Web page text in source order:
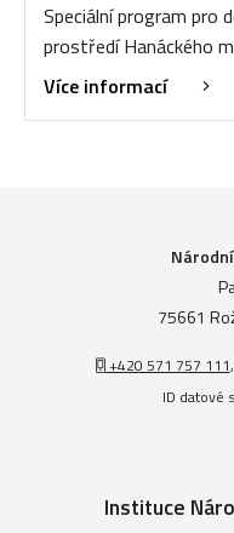
Speciální program pro
prostředí Hanáckého
Více informací
75661
+420 571 757 111,
ID datové
Instituce